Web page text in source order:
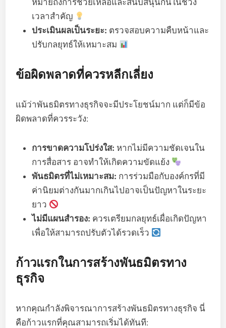
หมายถึงการช่วยเหลือและสนับสนุนกันในช่วง
เวลาสำคัญ
ประเมินผลเป็นระยะ: ตรวจสอบความคืบหน้าและ
ปรับกลยุทธ์ให้เหมาะสม
ข้อผิดพลาดที่ควรหลีกเลี่ยง
แม้ว่าพันธมิตรทางธุรกิจจะมีประโยชน์มาก แต่ก็มีข้อ
ผิดพลาดที่ควรระวัง:
การขาดความโปร่งใส: หากไม่มีความชัดเจนใน
การสื่อสาร อาจทำให้เกิดความขัดแย้ง
พันธมิตรที่ไม่เหมาะสม: การร่วมมือกับองค์กรที่มี
ค่านิยมต่างกันมากเกินไปอาจเป็นปัญหาในระยะ
ยาว
ไม่มีแผนสำรอง: ควรเตรียมกลยุทธ์เผื่อเกิดปัญหา
เพื่อให้สามารถปรับตัวได้รวดเร็ว
ก้าวแรกในการสร้างพันธมิตรทาง
ธุรกิจ
หากคุณกำลังพิจารณาการสร้างพันธมิตรทางธุรกิจ นี่
คือก้าวแรกที่คุณสามารถเริ่มได้ทันที: